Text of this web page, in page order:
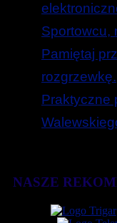
Sportowcu,
Pamiętaj
rozgrzewkę.
Praktyczne
NASZE